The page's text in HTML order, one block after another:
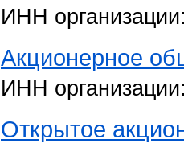
ИНН
Акционерное
ИНН
Открытое